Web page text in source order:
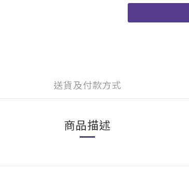
送貨及付款方式
商品描述